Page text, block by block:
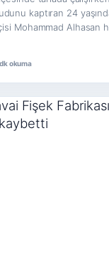
kaptıran 24
Mohammad Alhasan
okuma